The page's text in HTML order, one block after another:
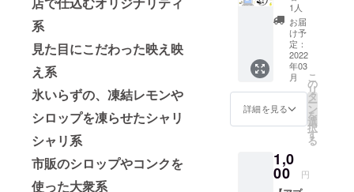
系
見た目にこだわった映え映
え系
氷いらずの、凍結レモンや
シロップを凍らせたシャリ
シャリ系
市販のシロップやコンクを
使った大衆系
ただい
た方々
にお礼
メッ
セージ
をメー
ルにて
お送り
させて
いただ
きま
1人
お届
け予
定：
2022
年03
月
詳細を見る
こ
の
リ
タ
ー
ン
を
選
択
す
る
1,0
00 円